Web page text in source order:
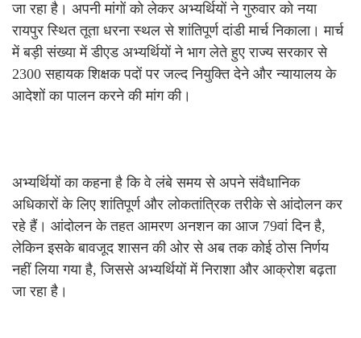
जा रहा है। अपनी मांगों को लेकर अभ्यर्थियों ने गुरुवार को नया
रायपुर स्थित तूता धरना स्थल से शांतिपूर्ण दांडी मार्च निकाला। मार्च
में बड़ी संख्या में डीएड अभ्यर्थियों ने भाग लेते हुए राज्य सरकार से
2300 सहायक शिक्षक पदों पर जल्द नियुक्ति देने और न्यायालय के
आदेशों का पालन करने की मांग की।
अभ्यर्थियों का कहना है कि वे लंबे समय से अपने संवैधानिक
अधिकारों के लिए शांतिपूर्ण और लोकतांत्रिक तरीके से आंदोलन कर
रहे हैं। आंदोलन के तहत आमरण अनशन का आज 79वां दिन है,
लेकिन इसके बावजूद शासन की ओर से अब तक कोई ठोस निर्णय
नहीं लिया गया है, जिससे अभ्यर्थियों में निराशा और आक्रोश बढ़ता
जा रहा है।